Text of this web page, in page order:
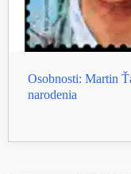
Osobnosti: Martin
narodenia